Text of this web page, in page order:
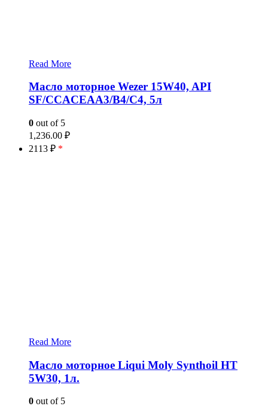
Read More
Масло моторное Wezer 15W40, API
SF/CCACEAA3/B4/C4, 5л
0 out of 5
1,236.00 ₽
2113 ₽ *
Read More
Масло моторное Liqui Moly Synthoil HT
5W30, 1л.
0 out of 5